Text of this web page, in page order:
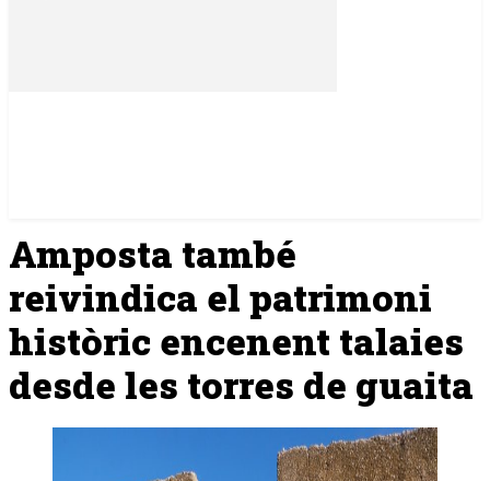
Amposta també
reivindica el patrimoni
històric encenent talaies
desde les torres de guaita